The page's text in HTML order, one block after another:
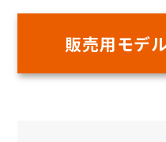
販売用モデ